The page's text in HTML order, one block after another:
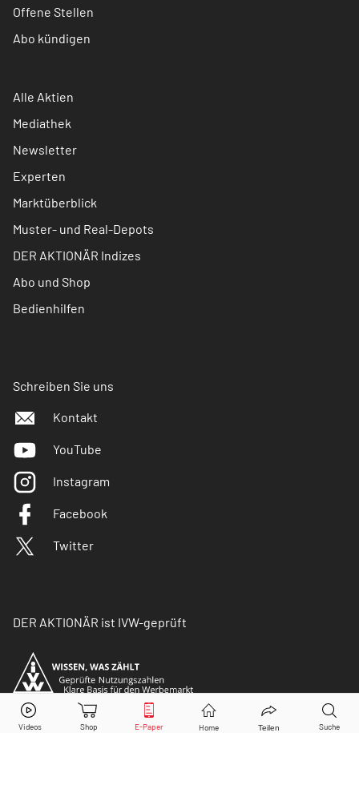
Offene Stellen
Abo kündigen
Alle Aktien
Mediathek
Newsletter
Experten
Marktüberblick
Muster- und Real-Depots
DER AKTIONÄR Indizes
Abo und Shop
Bedienhilfen
Schreiben Sie uns
Kontakt
YouTube
Instagram
Facebook
Twitter
DER AKTIONÄR ist IVW-geprüft